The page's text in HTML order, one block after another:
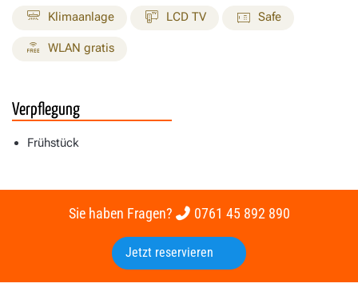
Klimaanlage LCD TV Safe
WLAN gratis
Verpflegung
Frühstück
Sie haben Fragen? 0761 45 892 890
Jetzt reservieren